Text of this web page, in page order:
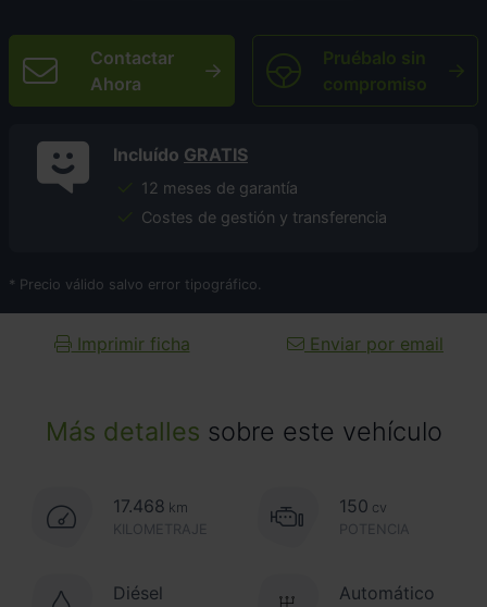
Más detalles sobre este vehículo
17.468 km
KILOMETRAJE
150 cv
POTENCIA
Diésel Automático
Contactar
Ahora
Pruébalo sin
compromiso
Incluído GRATIS
12 meses de garantía
Costes de gestión y transferencia
* Precio válido salvo error tipográfico.
Imprimir ficha Enviar por email